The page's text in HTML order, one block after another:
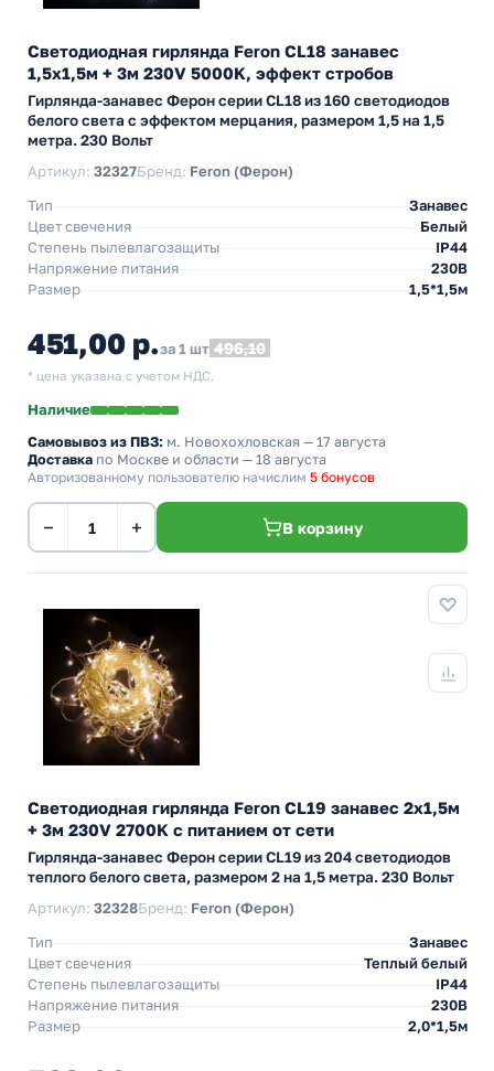
Светодиодная гирлянда Feron CL18 занавес
1,5x1,5м + 3м 230V 5000K, эффект стробов
Гирлянда-занавес Ферон серии CL18 из 160 светодиодов
белого света с эффектом мерцания, размером 1,5 на 1,5
метра. 230 Вольт
Артикул: 32327Бренд: Feron (Ферон)
Тип
Занавес
Цвет свечения
Белый
Степень пылевлагозащиты
IP44
Напряжение питания
230В
Размер
1,5*1,5м
451,00 р.за 1 шт 496,10
* цена указана с учетом НДС.
Наличие
Самовывоз из ПВЗ: м. Новохохловская — 17 августа
Доставка по Москве и области — 18 августа
Авторизованному пользователю начислим 5 бонусов
− + В корзину
Светодиодная гирлянда Feron CL19 занавес 2x1,5м
+ 3м 230V 2700K c питанием от сети
Гирлянда-занавес Ферон серии CL19 из 204 светодиодов
теплого белого света, размером 2 на 1,5 метра. 230 Вольт
Артикул: 32328Бренд: Feron (Ферон)
Тип
Занавес
Цвет свечения
Теплый белый
Степень пылевлагозащиты
IP44
Напряжение питания
230В
Размер
2,0*1,5м